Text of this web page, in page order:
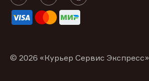
© 2026 «Курьер Сервис Экспресс»